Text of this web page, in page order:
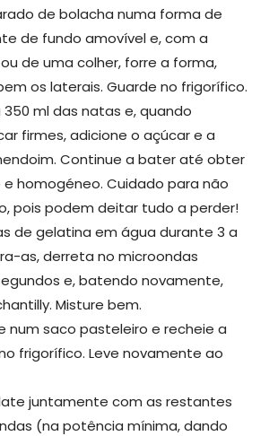
de bolacha numa forma de
de fundo amovível e, com a
de uma colher, forre a forma,
os laterais. Guarde no frigorífico.
ml das natas e, quando
firmes, adicione o açúcar e a
Continue a bater até obter
homogéneo. Cuidado para não
pois podem deitar tudo a perder!
de gelatina em água durante 3 a
as, derreta no microondas
e, batendo novamente,
Misture bem.
num saco pasteleiro e recheie a
frigorífico. Leve novamente ao
juntamente com as restantes
(na potência mínima, dando